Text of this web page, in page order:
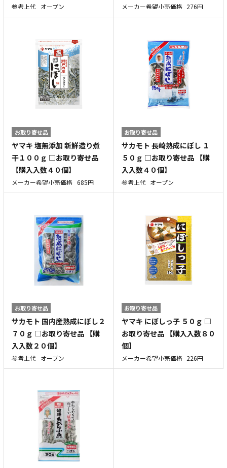
参考上代 オープン メーカー希望小売価格 276円
お取り寄せ品
ヤマキ 塩無添加 新鮮造り煮
干１００ｇ □お取り寄せ品
【購入入数４０個】
メーカー希望小売価格 685円
お取り寄せ品
サカモト 長崎熟成にぼし １
５０ｇ □お取り寄せ品 【購
入入数４０個】
参考上代 オープン
お取り寄せ品
サカモト 国内産熟成にぼし２
７０ｇ □お取り寄せ品 【購
入入数２０個】
参考上代 オープン
お取り寄せ品
ヤマキ にぼしっ子 ５０ｇ □
お取り寄せ品 【購入入数８０
個】
メーカー希望小売価格 226円